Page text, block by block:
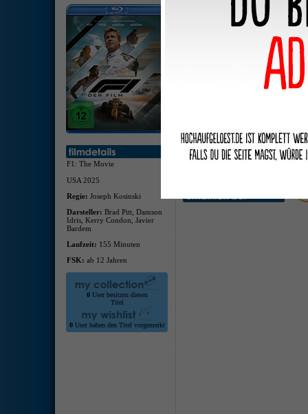
F1: The Movie
USA 2025
Regie: Joseph Kosinski
Darsteller: Brad Pitt, Damson
Idris, Kerry Condon, Javier
Bardem
Laufzeit: 155 Minuten
FSK: ab 12 Jahren
0User besitzen diesen
Titel
0User haben den Titel vorgemerkt
Die